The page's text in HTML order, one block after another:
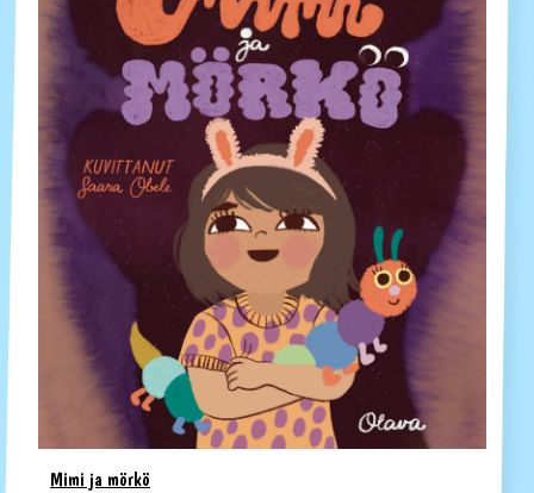
Mimi ja mörkö